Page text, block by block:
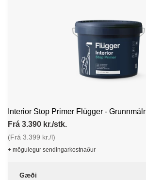
Interior Stop Primer Flügger -
Frá 3.390 kr./stk.
(Frá 3.399 kr./l)
+ mögulegur sendingarkostnaður
Gæði